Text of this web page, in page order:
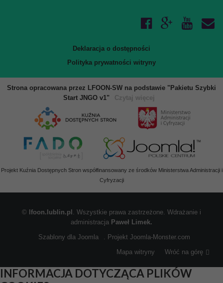
Deklaracja o dostępności
Polityka prywatności witryny
Strona opracowana przez LFOON-SW na podstawie "Pakietu Szybki
Start JNGO v1"
Czytaj więcej
Projekt Kuźnia Dostępnych Stron współfinansowany ze środków Ministerstwa Administracji i
Cyfryzacji
© lfoon.lublin.pl . Wszystkie prawa zastrzeżone. Wdrażanie i
administracja Paweł Limek.
Szablony dla Joomla
. Projekt Joomla-Monster.com
Mapa witryny
Wróć na górę
INFORMACJA DOTYCZĄCA PLIKÓW